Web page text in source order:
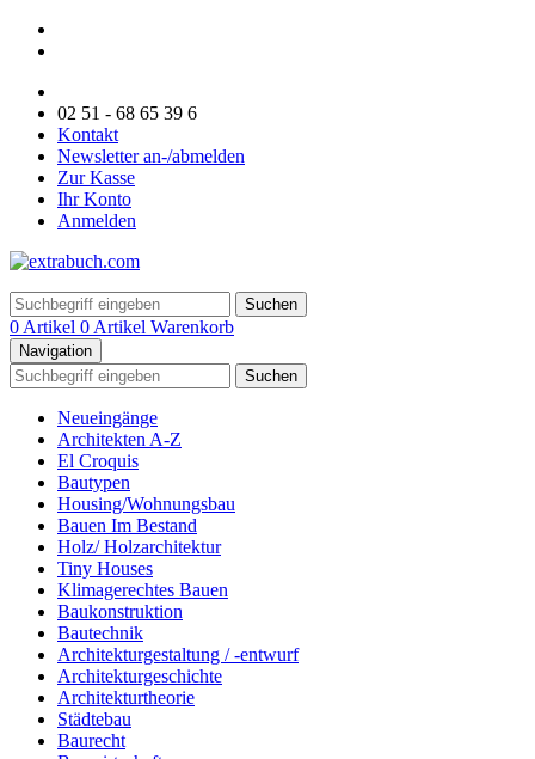
02 51 - 68 65 39 6
Kontakt
Newsletter an-/abmelden
Zur Kasse
Ihr Konto
Anmelden
Suchen
0 Artikel 0 Artikel Warenkorb
Navigation
Suchen
Neueingänge
Architekten A-Z
El Croquis
Bautypen
Housing/Wohnungsbau
Bauen Im Bestand
Holz/ Holzarchitektur
Tiny Houses
Klimagerechtes Bauen
Baukonstruktion
Bautechnik
Architekturgestaltung / -entwurf
Architekturgeschichte
Architekturtheorie
Städtebau
Baurecht